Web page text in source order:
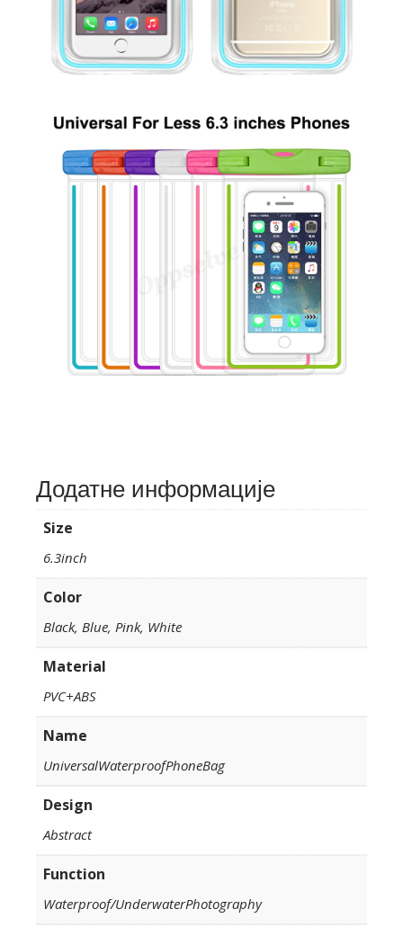
Додатне информације
Size
6.3inch
Color
Black, Blue, Pink, White
Material
PVC+ABS
Name
UniversalWaterproofPhoneBag
Design
Abstract
Function
Waterproof/UnderwaterPhotography